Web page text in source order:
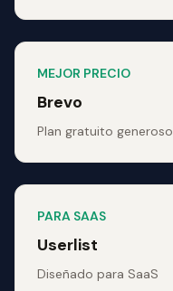
MEJOR PRECIO
Brevo
Plan gratuito generoso
PARA SAAS
Userlist
Diseñado para SaaS